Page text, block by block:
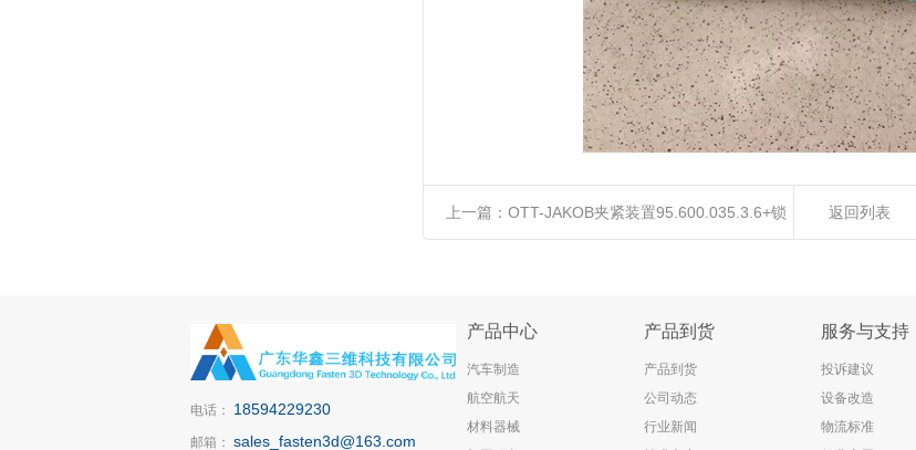
上一篇： OTT-JAKOB夹紧装置95.600.035.3.6+锁 返回列表
电话： 18594229230
邮箱： sales_fasten3d@163.com
产品中心
汽车制造
航空航天
材料器械
产品到货
产品到货
公司动态
行业新闻
服务与支持
投诉建议
设备改造
物流标准